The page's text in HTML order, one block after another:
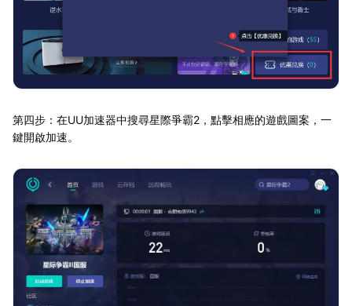
第四步：在UU加速器中搜尋星際爭霸2，點擊相應的遊戲圖案，一
鍵開啟加速。